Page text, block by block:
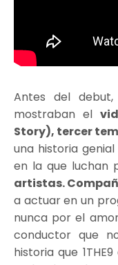
Antes del debut,
mostraban el
Story), tercer
una historia
en la que luchan
artistas.
a actuar en un
nunca por el
conductor que
historia que